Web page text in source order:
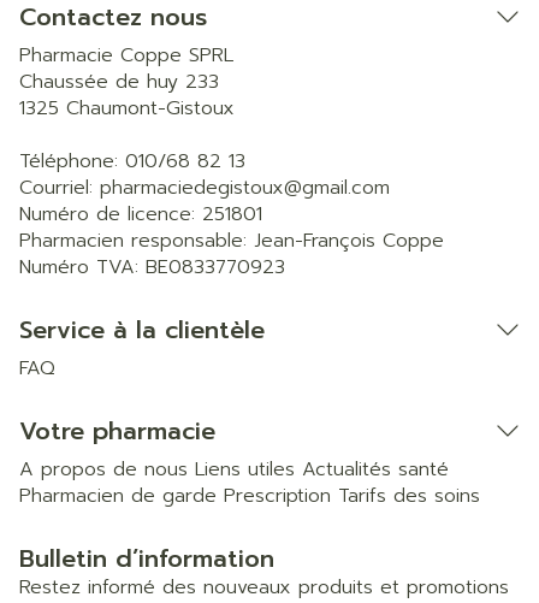
Contactez nous
Pharmacie Coppe SPRL
Chaussée de huy 233
1325 Chaumont-Gistoux
Téléphone: 010/68 82 13
Courriel: pharmaciedegistoux@gmail.com
Numéro de licence: 251801
Pharmacien responsable: Jean-François Coppe
Numéro TVA: BE0833770923
Service à la clientèle
FAQ
Votre pharmacie
A propos de nous Liens utiles Actualités santé
Pharmacien de garde Prescription Tarifs des soins
Bulletin d’information
Restez informé des nouveaux produits et promotions